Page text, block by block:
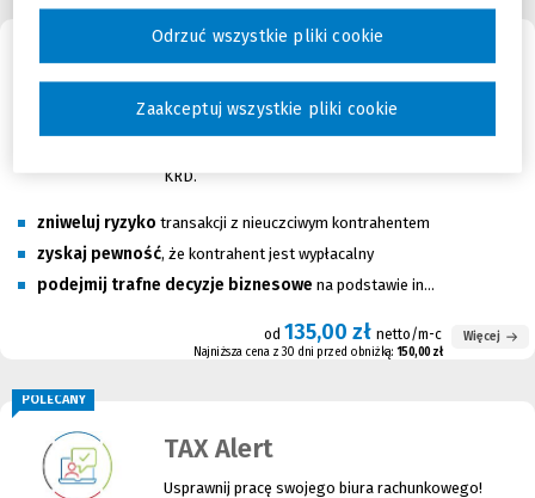
LEX Rejestr Długów
Aplikacja umożliwia sprawdzenie, czy podmiot
KRD.
zniweluj ryzyko transakcji z nieuczciwym kontrahentem
zyskaj pewność, że kontrahent jest wypłacalny
podejmij trafne decyzje biznesowe na podstawie in...
od 135,00 zł netto/m-c
Najniższa cena z 30 dni przed obniżką: 150,00 zł
Więcej
POLECANY
TAX Alert
Usprawnij pracę swojego biura rachunkowego!
Odrzuć wszystkie pliki cookie
Zaakceptuj wszystkie pliki cookie